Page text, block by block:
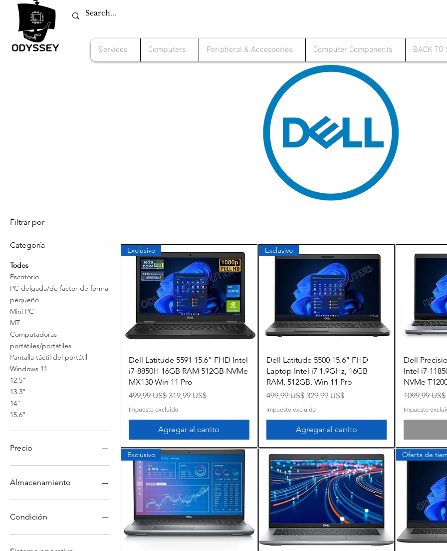
Services Computers Peripheral & Accessories Computer Components BACK TO
Filtrar por
Categoría
Todos
Escritorio
PC delgada/de factor de forma
pequeño
Mini PC
MT
Computadoras
portátiles/portátiles
Pantalla táctil del portátil
Windows 11
12.5"
13.3"
14"
15.6"
Precio
Almacenamiento
1TB NVMe
256GB
512GB
512GB NVMe
Condición
Grade A
Grade B
Vista rápida
Exclusivo
Dell Latitude 5591 15.6" FHD Intel
i7-8850H 16GB RAM 512GB NVMe
MX130 Win 11 Pro
Precio
499,99 US$ Precio de oferta
319,99 US$
Impuesto excluido
Agregar al carrito
Vista rápida
Exclusivo
Dell Latitude 5500 15.6" FHD
Laptop Intel i7 1.9GHz, 16GB
RAM, 512GB, Win 11 Pro
Precio
499,99 US$ Precio de oferta
329,99 US$
Impuesto excluido
Agregar al carrito
Dell
Intel i7-
NVMe
Precio
1099,99 US$
Impuesto
Exclusivo Oferta de